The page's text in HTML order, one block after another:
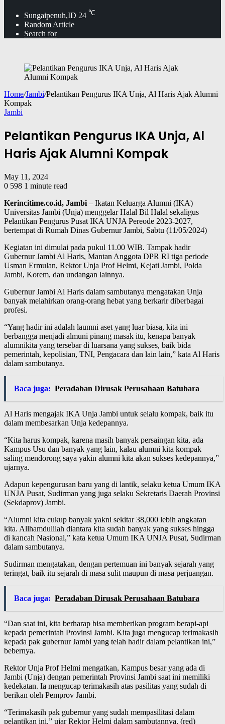
Sungaipenuh,ID 24 ℃
Random Article
Search for
Home/Jambi/Pelantikan Pengurus IKA Unja, Al Haris Ajak Alumni
Kompak
Jambi
Pelantikan Pengurus IKA Unja, Al
Haris Ajak Alumni Kompak
May 11, 2024
0 598 1 minute read
Kerincitime.co.id, Jambi – Ikatan Keluarga Alumni (IKA)
Universitas Jambi (Unja) menggelar Halal Bil Halal sekaligus
Pelantikan Pengurus Pusat IKA UNJA Pereode 2023-2027,
bertempat di Rumah Dinas Gubernur Jambi, Sabtu (11/05/2024)
Kegiatan ini dimulai pada pukul 11.00 WIB. Tampak hadir
Gubernur Jambi Al Haris, Mantan Anggota DPR RI tiga periode
Usman Ermulan, Rektor Unja Prof Helmi, Kejati Jambi, Polda
Jambi, Korem, dan undangan lainnya.
Gubernur Jambi Al Haris dalam sambutanya mengatakan Unja
banyak melahirkan orang-orang hebat yang berkarir diberbagai
profesi.
“Yang hadir ini adalah laumni aset yang luar biasa, kita ini
berbangga menjadi almuni pinang masak itu, kenapa banyak
alumnikita yang tersebar di luarsana yang sukses, baik bida
pemerintah, kepolisian, TNI, Pengacara dan lain lain,” kata Al Haris
dalam sambutanya.
Baca juga: Peradaban Dirusak Perusahaan Batubara
Al Haris mengajak IKA Unja Jambi untuk selalu kompak, baik itu
dalam membesarkan Unja kedepannya.
“Kita harus kompak, karena masih banyak persaingan kita, ada
Kampus Usu dan banyak yang lain, kalau alumni kita kompak
saling mendorong saya yakin alumni kita akan sukses kedepannya,”
ujarnya.
Adapun kepengurusan baru yang di lantik, selaku ketua Umum IKA
UNJA Pusat, Sudirman yang juga selaku Sekretaris Daerah Provinsi
(Sekdaprov) Jambi.
“Alumni kita cukup banyak yakni sekitar 38,000 lebih angkatan
kita. Allhamdulilah diantara kita sudah banyak yang sukses hingga
di kancah Nasional,” kata ketua Umum IKA UNJA Pusat, Sudirman
dalam sambutanya.
Sudirman mengatakan, dengan pertemuan ini banyak sejarah yang
teringat, baik itu sejarah di masa sulit maupun di masa perjuangan.
Baca juga: Peradaban Dirusak Perusahaan Batubara
“Dan saat ini, kita berharap bisa memberikan program berapi-api
kepada pemerintah Provinsi Jambi. Kita juga mengucap terimakasih
kepada pak gubernur Jambi yang telah hadir dalam pelantikan ini,”
bebernya.
Rektor Unja Prof Helmi mengatkan, Kampus besar yang ada di
Jambi (Unja) dengan pemerintah Provinsi Jambi saat ini memiliki
kedekatan. Ia mengucap terimakasih atas pasilitas yang sudah di
berikan oleh Pemprov Jambi.
“Terimakasih pak gubernur yang sudah mempasilitasi dalam
pelantikan ini,” ujar Rektor Helmi dalam sambutannya. (red)